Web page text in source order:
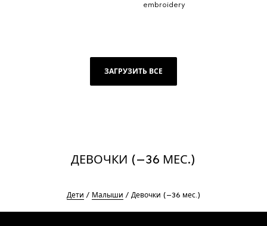
embroidery
ЗАГРУЗИТЬ ВСЕ
ДЕВОЧКИ (–36 МЕС.)
Дети Малыши Девочки (–36 мес.)